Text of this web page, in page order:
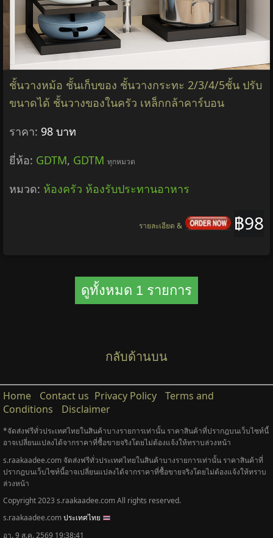
ชั้นวางหม้อ ชั้นเก็บของ ชั้นวางกระทะ 2/3/4/5ชั้น ปรับ
ขนาดได้ ชั้นวางของในครัว เหล็กกล้าคาร์บอน
ราคา: 98 บาท
ยี่ห้อ: GDTM, GDTM ทุกหมวด
หมวด: ห้องครัว ห้องรับประทานอาหาร
฿98
รายละเอียด &
ดูทั้งหมด 1 รายการ
กลับด้านบน
Home Contact us Privacy Policy
Terms and
Conditions
Disclaimer
*จัดส่งฟรีทั่วประเทศไทยในสินค้าบางรายการเท่านั้น ราคาสินค้าที่ปรากฎบนเว็บไซท์นี้
อาจเปลี่ยนแปลงได้จากราคาที่ซื้อขายจริงโดยไม่ต้องแจ้งให้ทราบล่วงหน้า
s.raakaadee.com จัดส่งฟรีทั่วประเทศไทยในสินค้าบางรายการเท่านั้น ราคาสินค้าที่
ปรากฎบนเว็บไซท์นี้อาจเปลี่ยนแปลงได้จากราคาที่ซื้อขายจริงโดยไม่ต้องแจ้งให้ทราบ
ล่วงหน้า
Copyright 2023 s.raakaadee.com All rights reserved.
s.raakaadee.comประเทศไทย
อา. 9 ส.ค. 2569 19:38:41